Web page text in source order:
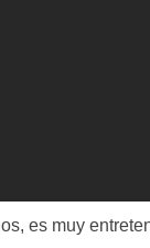
es muy